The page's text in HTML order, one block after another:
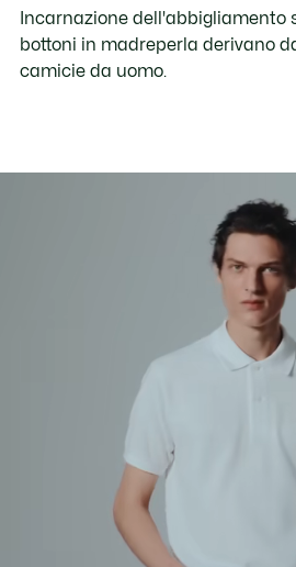
Incarnazione dell'abbigliamento
bottoni in madreperla derivano
camicie da uomo.